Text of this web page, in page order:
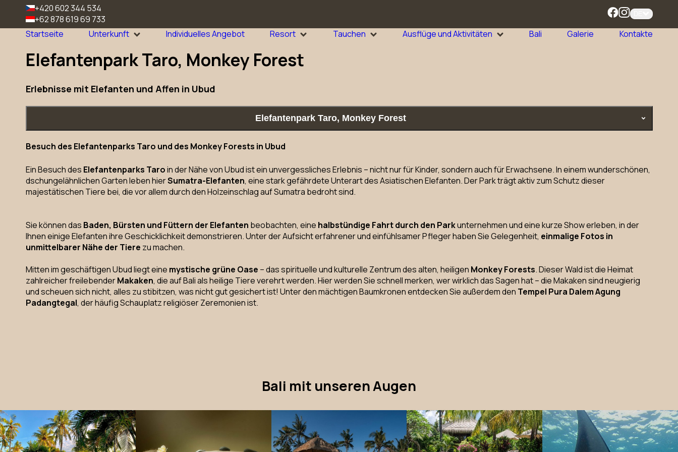
+420 602 344 534
+62 878 619 69 733
Startseite Unterkunft Individuelles Angebot Resort Tauchen Ausflüge und Aktivitäten Bali Galerie Kontakte
Elefantenpark Taro, Monkey Forest
Erlebnisse mit Elefanten und Affen in Ubud
Elefantenpark Taro, Monkey Forest
Besuch des Elefantenparks Taro und des Monkey Forests in Ubud
Ein Besuch des Elefantenparks Taroin der Nähe von Ubud ist ein unvergessliches Erlebnis – nicht nur für Kinder, sondern auch für Erwachsene. In einem wunderschönen,
dschungelähnlichen Garten leben hierSumatra-Elefanten, eine stark gefährdete Unterart des Asiatischen Elefanten. Der Park trägt aktiv zum Schutz dieser
majestätischen Tiere bei, die vor allem durch den Holzeinschlag auf Sumatra bedroht sind.
Sie können das Baden, Bürsten und Füttern der Elefanten beobachten, eine halbstündige Fahrt durch den Parkunternehmen und eine kurze Show erleben, in der
Ihnen einige Elefanten ihre Geschicklichkeit demonstrieren. Unter der Aufsicht erfahrener und einfühlsamer Pfleger haben Sie Gelegenheit, einmalige Fotos in
unmittelbarer Nähe der Tiere zu machen.
Mitten im geschäftigen Ubud liegt eine mystische grüne Oase – das spirituelle und kulturelle Zentrum des alten, heiligen Monkey Forests. Dieser Wald ist die Heimat
zahlreicher freilebenderMakaken, die auf Bali als heilige Tiere verehrt werden. Hier werden Sie schnell merken, wer wirklich das Sagen hat – die Makaken sind neugierig
und scheuen sich nicht, alles zu stibitzen, was nicht gut gesichert ist! Unter den mächtigen Baumkronen entdecken Sie außerdem den Tempel Pura Dalem Agung
Padangtegal, der häufig Schauplatz religiöser Zeremonien ist.
Bali mit unseren Augen